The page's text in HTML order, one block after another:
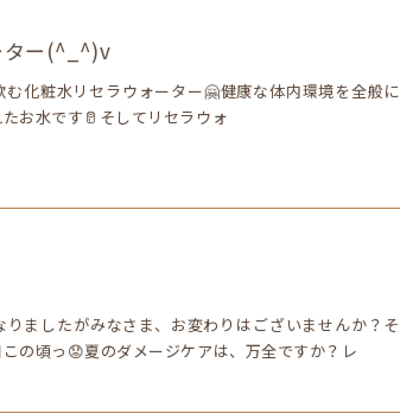
ター(^_^)v
化粧水リセラウォーター🤗健康な体内環境を全般に
お水です🥛そしてリセラウォ
ましたがみなさま、お変わりはございませんか？そ
の頃っ😟夏のダメージケアは、万全ですか？レ